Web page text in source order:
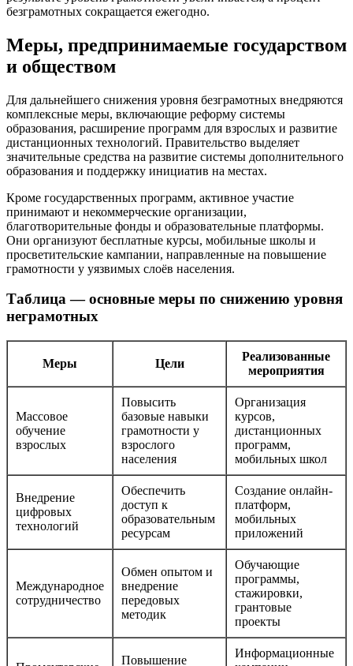
безграмотных сокращается ежегодно.
Меры, предпринимаемые государством
и обществом
Для дальнейшего снижения уровня безграмотных внедряются
комплексные меры, включающие реформу системы
образования, расширение программ для взрослых и развитие
дистанционных технологий. Правительство выделяет
значительные средства на развитие системы дополнительного
образования и поддержку инициатив на местах.
Кроме государственных программ, активное участие
принимают и некоммерческие организации,
благотворительные фонды и образовательные платформы.
Они организуют бесплатные курсы, мобильные школы и
просветительские кампании, направленные на повышение
грамотности у уязвимых слоёв населения.
Таблица — основные меры по снижению уровня
неграмотных
Меры Цели
Реализованные
мероприятия
Массовое
обучение
взрослых
Повысить
базовые навыки
грамотности у
взрослого
населения
Организация
курсов,
дистанционных
программ,
мобильных школ
Внедрение
цифровых
технологий
Обеспечить
доступ к
образовательным
ресурсам
Создание онлайн-
платформ,
мобильных
приложений
Международное
сотрудничество
Обмен опытом и
внедрение
передовых
методик
Обучающие
программы,
стажировки,
грантовые
проекты
Повышение
Информационные